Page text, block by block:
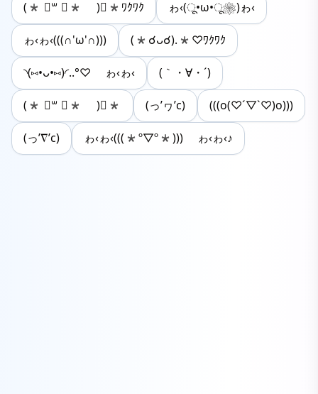
(* ॑꒳ ॑* )⋆*ﾜｸﾜｸ ゎ‹(ू•ω•ू❀)ゎ‹
ゎ‹ゎ‹(((∩'ω'∩))) (*☌ᴗ☌).*♡ﾜｸﾜｸ
◝(⑅•ᴗ•⑅)◜..°♡ ゎ‹ゎ‹ (｀・∀・´)
(* ॑꒳ ॑* )⋆* (っ’ヮ’c) (((o(♡´▽`♡)o)))
(っ’∇’c) ゎ‹ゎ‹(((*º▽º*))) ゎ‹ゎ‹♪